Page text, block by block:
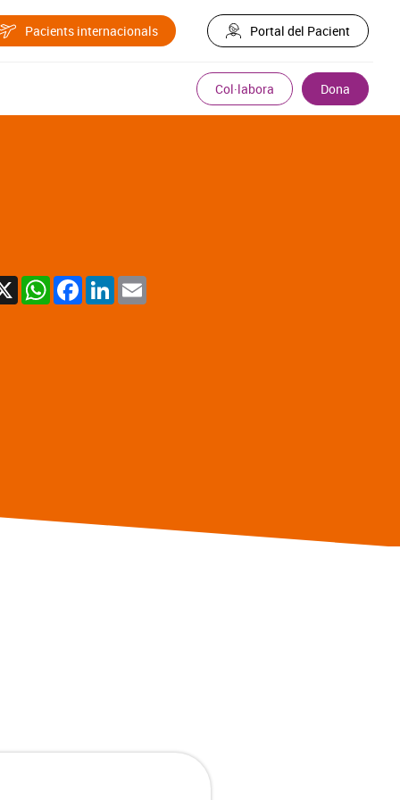
Pacients internacionals Portal del Pacient
Col·labora Dona
X WhatsAppFacebook
LinkedIn